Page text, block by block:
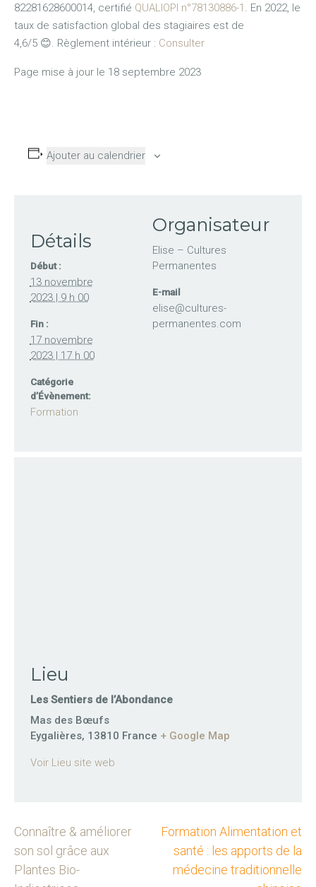
82281628600014, certifié QUALIOPI n°78130886-1
. En 2022, le
taux de satisfaction global des stagiaires est de
4,6/5 😊. Règlement intérieur : Consulter
Page mise à jour le 18 septembre 2023
Ajouter au calendrier
Détails
Début :
13 novembre
2023 | 9 h 00
Fin :
17 novembre
2023 | 17 h 00
Catégorie
d’Évènement:
Formation
Organisateur
Elise – Cultures
Permanentes
E-mail
elise@cultures-
permanentes.com
Lieu
Les Sentiers de l’Abondance
Mas des Bœufs
Eygalières, 13810 France + Google Map
Voir Lieu site web
Connaître & améliorer
son sol grâce aux
Plantes Bio-
Formation Alimentation et
santé : les apports de la
médecine traditionnelle